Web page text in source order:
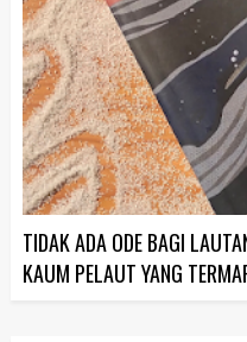
TIDAK ADA ODE BAGI
KAUM PELAUT YANG